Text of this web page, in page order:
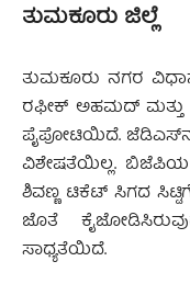
ತುಮಕೂರು ಜಿಲ್ಲೆ
ತುಮಕೂರು ನಗರ
ರಫೀಕ್ ಅಹಮದ್
ಪೈಪೋಟಿಯಿದೆ. ಜೆಡಿಎಸ್‍ನ
ವಿಶೇಷತೆಯಿಲ್ಲ. ಬಿಜೆಪಿಯ
ಶಿವಣ್ಣ ಟಿಕೆಟ್ ಸಿಗದ
ಜೊತೆ
ಸಾಧ್ಯತೆಯಿದೆ.